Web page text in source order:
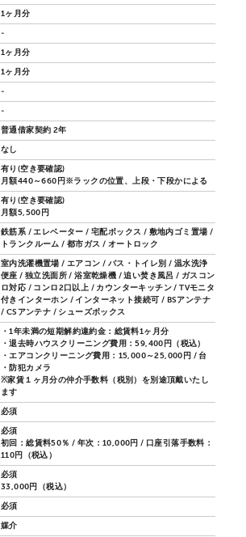
1ヶ月分
-
1ヶ月分
1ヶ月分
-
-
普通借家契約 2年
なし
有り(空き要確認)
月額440～660円※ラックの位置、上段・下段かによる
有り(空き要確認)
月額5,500円
鉄筋系 / エレベーター / 宅配ボックス / 敷地内ゴミ置場 /
トランクルーム / 都市ガス / オートロック
室内洗濯機置場 / エアコン / バス・トイレ別 / 温水洗浄
便座 / 独立洗面所 / 浴室乾燥機 / 追い焚き風呂 / ガスコン
ロ対応 / コンロ2口以上 / カウンターキッチン / TVモニタ
付きインターホン / インターネット接続可 / BSアンテナ
/ CSアンテナ / シューズボックス
・1年未満の短期解約違約金：総賃料1ヶ月分
・退去時ハウスクリーニング費用：59,400円（税込）
・エアコンクリーニング費用：15,000～25,000円 / 台
・防犯カメラ
※家賃１ヶ月分の仲介手数料（税別）を別途頂戴いたし
ます
必須
必須
初回：総賃料50％ / 年次：10,000円 / 口座引落手数料：
110円（税込）
必須
33,000円（税込）
必須
媒介